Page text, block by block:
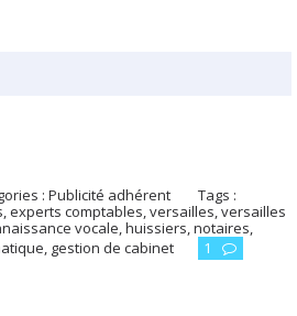
:Publicité adhérent
Tags :
,experts comptables,versailles,versailles
vocale,huissiers,notaires,
, gestion de cabinet 1